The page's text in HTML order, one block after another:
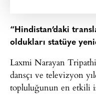
“Hindistan’daki
oldukları statüye
Laxmi Narayan
dansçı ve televizyon
topluluğunun en etkili